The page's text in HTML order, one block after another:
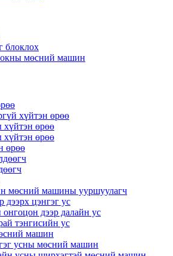
мөсний машин
хүйтэн өрөө
хүйтэн өрөө
хүйтэн өрөө
өрөө
мөсний машины ууршуулагч
дээрх цэнгэг ус
онгоцон дээр далайн ус
тэнгисийн ус
машин
усны мөсний машин